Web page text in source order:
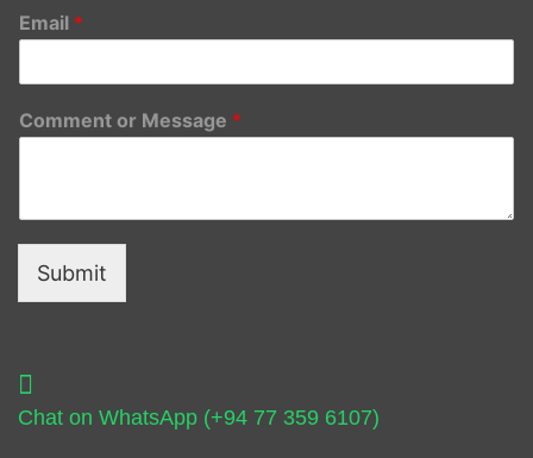
Email *
Comment or Message *
Submit
Chat on WhatsApp (+94 77 359 6107)